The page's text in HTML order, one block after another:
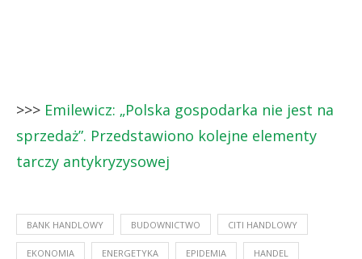
>>> Emilewicz: „Polska gospodarka nie jest na
sprzedaż”. Przedstawiono kolejne elementy
tarczy antykryzysowej
BANK HANDLOWY BUDOWNICTWO CITI HANDLOWY
EKONOMIA ENERGETYKA EPIDEMIA HANDEL